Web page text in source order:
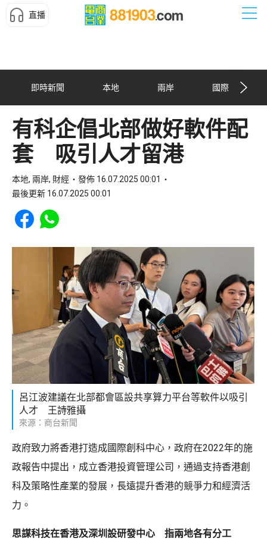
直播
即時新聞 本地 兩岸 國際
有科企倡北部做好軟件配
套 吸引人才留港
本地, 兩岸, 財經
發佈 16.07.2025 00:01
最後更新 16.07.2025 00:01
Share to Facebook
Share to WhatsApp
呂江波建議在北部都會區設共享算力平台等軟件以吸引
人才 王詩雅攝
來源：商台新聞
政府致力將香港打造成國際創科中心，政府在2022年的施
政報告中提出，成立香港投資管理公司，通過支持香港創
科及策略性產業的發展，長遠提升香港的競爭力和經濟活
力。
思謀科技在香港及深圳設研發中心 指兩地各有分工